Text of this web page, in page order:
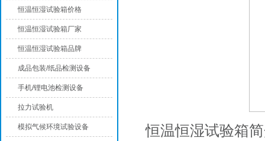
恒温恒湿试验箱
恒温恒湿试验箱价格
恒温恒湿试验箱厂家
恒温恒湿试验箱品牌
成品包装/纸品检测设备
手机/锂电池检测设备
拉力试验机
模拟气候环境试验设备